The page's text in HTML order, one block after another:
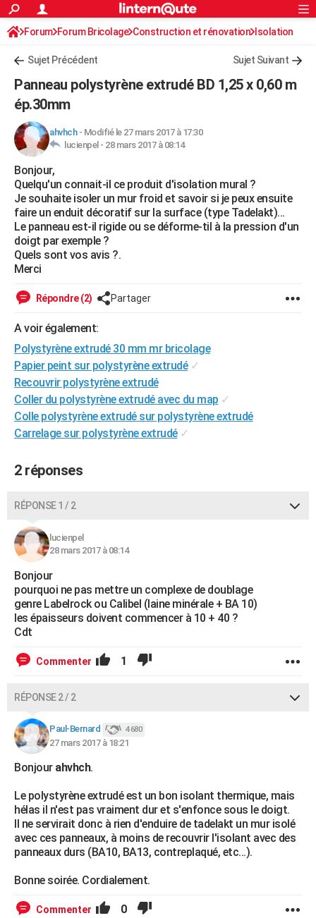
ACTUALITÉS
Politique
Société
Faits Divers
Education
Monde
Villes
+
Programme TV
TNTStreaming
Cinéma
Sorties cinéma
Musique
FINANCE
Retraite
Impôts
Epargne
Immobilier
Risques naturels par ville
Banque
Assurance
Crédit
AUTO
Essais
Réserver un essai
Citadines
Berlines
SUV
Forum auto
HIGH-TECH
Mobiles
Meilleur smartphone
Internet
Ordinateurs
Jeux vidéo
Guide high-tech
+BRICOLAGE
Forum
Aménagement intérieur
Extérieur
Cuisine
Salle de bains
Jardinage
Rangement
WEEK-END
Guides de France
Escapades
Patrimoine
Expositions
Musées
Week-end nature
+LIFESTYLE
Art de vivre
Bien-être
Loisirs
Mode
Modes de vie
SANTE
Alimentation
Guide de la santé
Maladies
Médicaments
Sommeil
VOYAGE
Destinations
City break
Voyage nature
Voyage de noces
Forum
Climat
+PHOTO
GUIDES D'ACHAT
BONS PLANS
CARTE DE VOEUX
Dictionnaire
Biographies
Citations
Expressions
Proverbes
PROGRAMME TV
COPAINS D'AVANT
S'inscrire
Se connecter
Lycées
Collèges
Primaires
Universités
Entreprises
Service militaire
Avis de recherche
AVIS DE DÉCÈS
FORUM
Bricolage
Lifestyle
Culture
Sport
Auto
Television
Voyage
Cinema
Rechercher
S'inscrire
Connexion
Forum Forum Bricolage Construction et rénovation Isolation
Sujet Précédent Sujet Suivant
Panneau polystyrène extrudé BD 1,25 x 0,60 m
ép.30mm
ahvhch- Modifié le 27 mars 2017 à 17:30
lucienpel - 28 mars 2017 à 08:14
Bonjour,
Quelqu'un connait-il ce produit d'isolation mural ?
Je souhaite isoler un mur froid et savoir si je peux ensuite
faire un enduit décoratif sur la surface (type Tadelakt)...
Le panneau est-il rigide ou se déforme-til à la pression d'un
doigt par exemple ?
Quels sont vos avis ?.
Merci
Répondre (2) Partager
A voir également:
Polystyrène extrudé 30 mm mr bricolage
Papier peint sur polystyrène extrudé ✓
Recouvrir polystyrène extrudé
Coller du polystyrène extrudé avec du map ✓
Colle polystyrène extrudé sur polystyrène extrudé
Carrelage sur polystyrène extrudé ✓
2 réponses
RÉPONSE 1 / 2
lucienpel
28 mars 2017 à 08:14
Bonjour
pourquoi ne pas mettre un complexe de doublage
genre Labelrock ou Calibel (laine minérale + BA 10)
les épaisseurs doivent commencer à 10 + 40 ?
Cdt
Commenter 1
RÉPONSE 2 / 2
Paul-Bernard 4 680
27 mars 2017 à 18:21
Bonjour ahvhch.
Le polystyrène extrudé est un bon isolant thermique, mais
hélas il n'est pas vraiment dur et s'enfonce sous le doigt.
Il ne servirait donc à rien d'enduire de tadelakt un mur isolé
avec ces panneaux, à moins de recouvrir l'isolant avec des
panneaux durs (BA10, BA13, contreplaqué, etc...).
Bonne soirée. Cordialement.
Commenter 0